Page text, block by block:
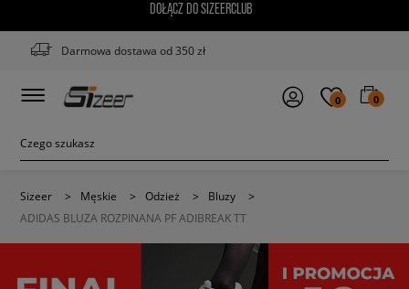
DOŁĄCZ DO SIZEERCLUB
Darmowa dostawa od 350 zł
0 0
Sizeer > Męskie > Odzież > Bluzy
>
ADIDAS BLUZA ROZPINANA PF ADIBREAK TT